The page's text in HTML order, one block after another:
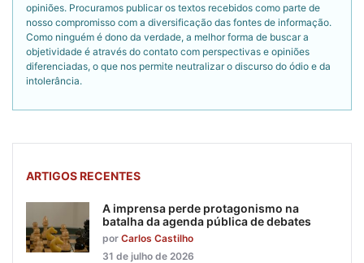
opiniões. Procuramos publicar os textos recebidos como parte de
nosso compromisso com a diversificação das fontes de informação.
Como ninguém é dono da verdade, a melhor forma de buscar a
objetividade é através do contato com perspectivas e opiniões
diferenciadas, o que nos permite neutralizar o discurso do ódio e da
intolerância.
ARTIGOS RECENTES
A imprensa perde protagonismo na
batalha da agenda pública de debates
por Carlos Castilho
31 de julho de 2026